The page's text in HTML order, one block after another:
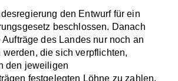
den Entwurf für ein
beschlossen. Danach
des Landes nur noch an
werden, die sich verpflichten,
den jeweiligen
festgelegten Löhne zu zahlen.